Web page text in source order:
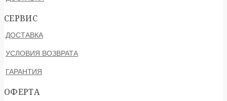
СЕРВИС
ДОСТАВКА
УСЛОВИЯ ВОЗВРАТА
ГАРАНТИЯ
ОФЕРТА